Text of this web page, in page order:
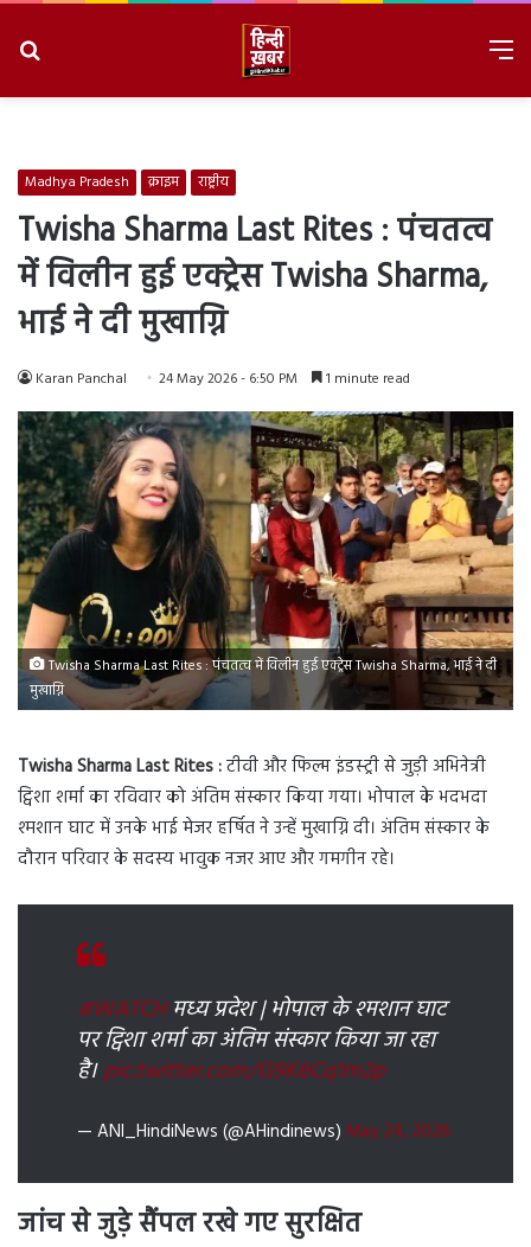
Madhya Pradesh क्राइम राष्ट्रीय
Twisha Sharma Last Rites : पंचतत्व
में विलीन हुई एक्ट्रेस Twisha Sharma,
भाई ने दी मुखाग्नि
Karan Panchal 24 May 2026 - 6:50 PM 1 minute read
Twisha Sharma Last Rites : पंचतत्व में विलीन हुई एक्ट्रेस Twisha Sharma, भाई ने दी
मुखाग्नि
Twisha Sharma Last Rites :टीवी और फिल्म इंडस्ट्री से जुड़ी अभिनेत्री
ट्विशा शर्मा का रविवार को अंतिम संस्कार किया गया। भोपाल के भदभदा
श्मशान घाट में उनके भाई मेजर हर्षित ने उन्हें मुखाग्नि दी। अंतिम संस्कार के
दौरान परिवार के सदस्य भावुक नजर आए और गमगीन रहे।
#WATCHमध्य प्रदेश | भोपाल के श्मशान घाट
पर ट्विशा शर्मा का अंतिम संस्कार किया जा रहा
है।pic.twitter.com/G9K6Cq1m2p
— ANI_HindiNews (@AHindinews) May 24, 2026
जांच से जुड़े सैंपल रखे गए सुरक्षित